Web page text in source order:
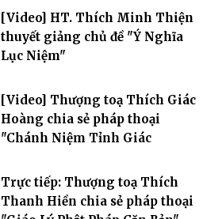
[Video] HT. Thích Minh Thiện
thuyết giảng chủ đề "Ý Nghĩa
Lục Niệm"
[Video] Thượng toạ Thích Giác
Hoàng chia sẻ pháp thoại
"Chánh Niệm Tỉnh Giác
Trực tiếp: Thượng toạ Thích
Thanh Hiền chia sẻ pháp thoại